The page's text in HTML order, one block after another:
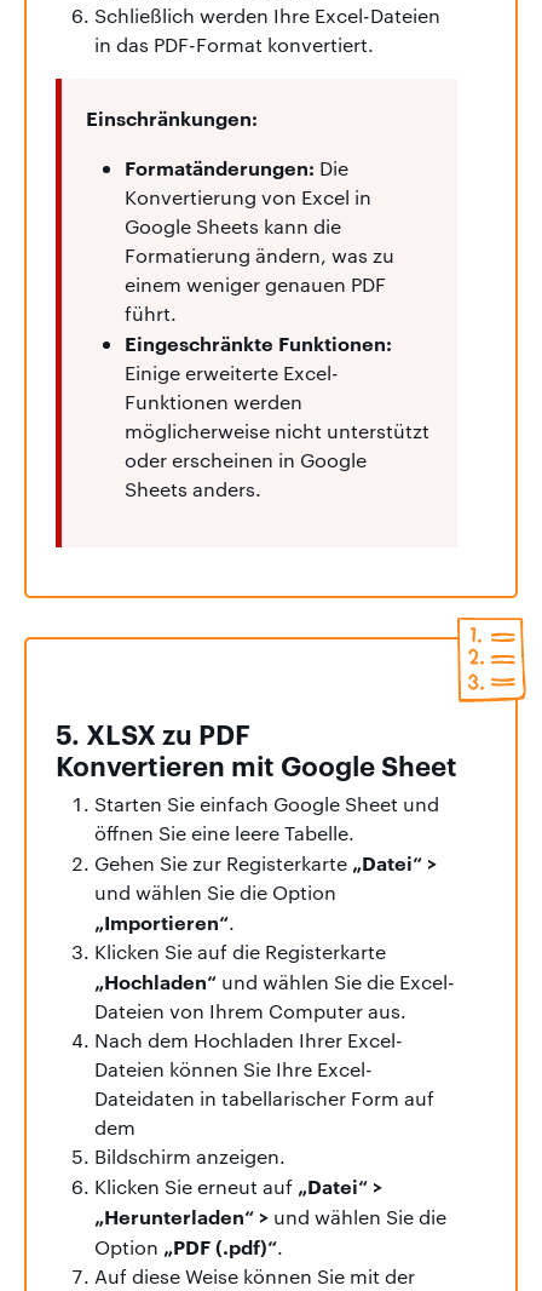
Schließlich werden Ihre Excel-Dateien
in das PDF-Format konvertiert.
Einschränkungen:
Formatänderungen: Die
Konvertierung von Excel in
Google Sheets kann die
Formatierung ändern, was zu
einem weniger genauen PDF
führt.
Eingeschränkte Funktionen:
Einige erweiterte Excel-
Funktionen werden
möglicherweise nicht unterstützt
oder erscheinen in Google
Sheets anders.
5. XLSX zu PDF
Konvertieren mit Google Sheet
Starten Sie einfach Google Sheet und
öffnen Sie eine leere Tabelle.
Gehen Sie zur Registerkarte „Datei“ >
und wählen Sie die Option
„Importieren“.
Klicken Sie auf die Registerkarte
„Hochladen“ und wählen Sie die Excel-
Dateien von Ihrem Computer aus.
Nach dem Hochladen Ihrer Excel-
Dateien können Sie Ihre Excel-
Dateidaten in tabellarischer Form auf
dem
Bildschirm anzeigen.
Klicken Sie erneut auf „Datei“ >
„Herunterladen“ > und wählen Sie die
Option „PDF (.pdf)“.
Auf diese Weise können Sie mit der